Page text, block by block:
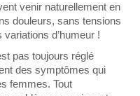
venir naturellement en
douleurs, sans tensions
d’humeur !
pas toujours réglé
des symptômes qui
femmes. Tout